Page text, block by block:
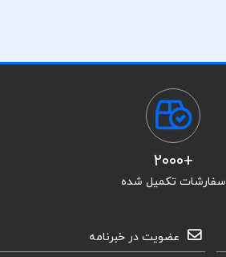
+2000
سفارشات تکمیل شده
عضویت در خبرنامه